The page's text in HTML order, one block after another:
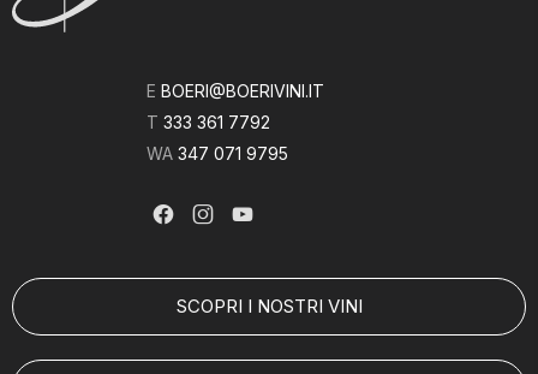
E BOERI@BOERIVINI.IT
T 333 361 7792
WA 347 071 9795
SCOPRI I NOSTRI VINI